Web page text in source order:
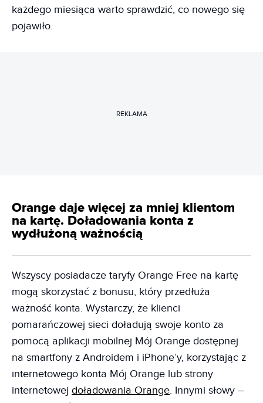
każdego miesiąca warto sprawdzić, co nowego się
pojawiło.
REKLAMA
Orange daje więcej za mniej klientom
na kartę. Doładowania konta z
wydłużoną ważnością
Wszyscy posiadacze taryfy Orange Free na kartę
mogą skorzystać z bonusu, który przedłuża
ważność konta. Wystarczy, że klienci
pomarańczowej sieci doładują swoje konto za
pomocą aplikacji mobilnej Mój Orange dostępnej
na smartfony z Androidem i iPhone’y, korzystając z
internetowego konta Mój Orange lub strony
internetowej doładowania Orange. Innymi słowy –